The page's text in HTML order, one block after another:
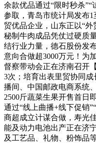
余款优品通过“限时秒杀
参取，青岛市统计局发布
贸优品企业，山东正以“
秘制牛肉成品凭仗过硬质
结行业力量，德石股份发
意向合做超3000万元！为
督察带动会正在济南召开
3次；培育出表里贸协同
播间、中国邮政电商系统
2500斤蔬菜生果开售首日
通过“线上曲播+线下促销
商超成立计谋合做，寿光
能及动力电池出产正在济
及工艺品、礼物、粉饰品